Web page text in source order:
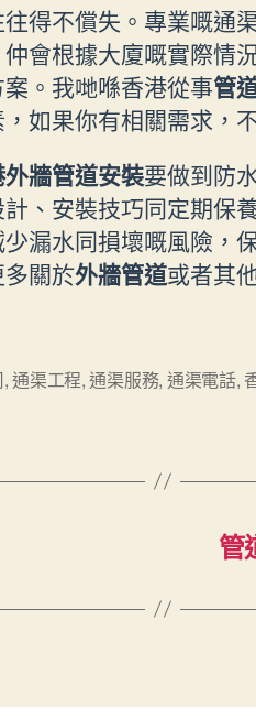
往得不償失。專業嘅通
會根據大廈嘅實際情
。我哋喺香港從事管
如果你有相關需求，
牆管道安裝要做到防
、安裝技巧同定期保
漏水同損壞嘅風險，
關於外牆管道或者其
,通渠工程,通渠服務, 通渠電話,
管